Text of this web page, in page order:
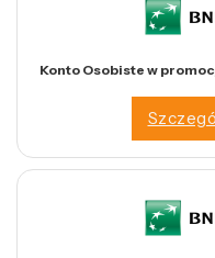
Konto Osobiste w